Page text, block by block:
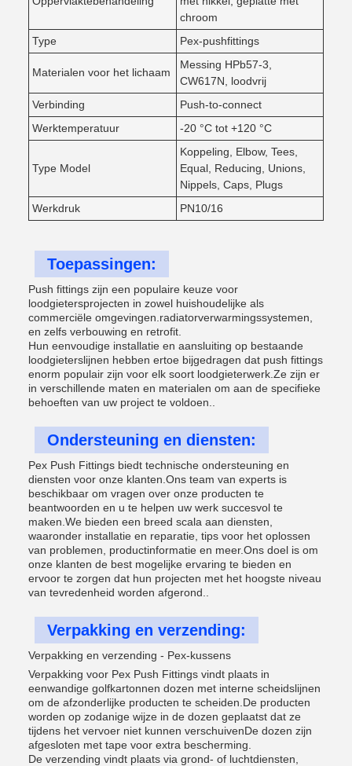
chroom
Type
Pex-pushfittings
Materialen voor het lichaam
Messing HPb57-3,
CW617N, loodvrij
Verbinding
Push-to-connect
Werktemperatuur
-20 °C tot +120 °C
Type Model
Koppeling, Elbow, Tees,
Equal, Reducing, Unions,
Nippels, Caps, Plugs
Werkdruk
PN10/16
Toepassingen:
Push fittings zijn een populaire keuze voor
loodgietersprojecten in zowel huishoudelijke als
commerciële omgevingen.radiatorverwarmingssystemen,
en zelfs verbouwing en retrofit.
Hun eenvoudige installatie en aansluiting op bestaande
loodgieterslijnen hebben ertoe bijgedragen dat push fittings
enorm populair zijn voor elk soort loodgieterwerk.Ze zijn er
in verschillende maten en materialen om aan de specifieke
behoeften van uw project te voldoen..
Ondersteuning en diensten:
Pex Push Fittings biedt technische ondersteuning en
diensten voor onze klanten.Ons team van experts is
beschikbaar om vragen over onze producten te
beantwoorden en u te helpen uw werk succesvol te
maken.We bieden een breed scala aan diensten,
waaronder installatie en reparatie, tips voor het oplossen
van problemen, productinformatie en meer.Ons doel is om
onze klanten de best mogelijke ervaring te bieden en
ervoor te zorgen dat hun projecten met het hoogste niveau
van tevredenheid worden afgerond..
Verpakking en verzending:
Verpakking en verzending - Pex-kussens
Verpakking voor Pex Push Fittings vindt plaats in
eenwandige golfkartonnen dozen met interne scheidslijnen
om de afzonderlijke producten te scheiden.De producten
worden op zodanige wijze in de dozen geplaatst dat ze
tijdens het vervoer niet kunnen verschuivenDe dozen zijn
afgesloten met tape voor extra bescherming.
De verzending vindt plaats via grond- of luchtdiensten,